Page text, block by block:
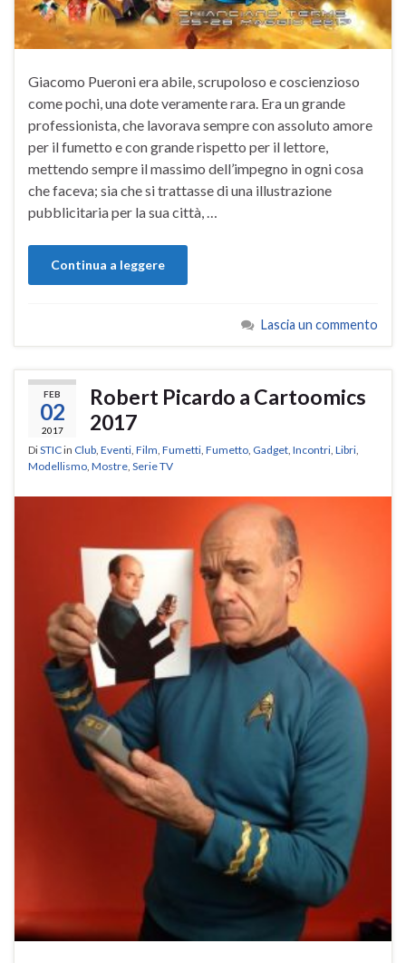
Giacomo Pueroni era abile, scrupoloso e coscienzioso
come pochi, una dote veramente rara. Era un grande
professionista, che lavorava sempre con assoluto amore
per il fumetto e con grande rispetto per il lettore,
mettendo sempre il massimo dell’impegno in ogni cosa
che faceva; sia che si trattasse di una illustrazione
pubblicitaria per la sua città, …
Continua a leggere
Lascia un commento
FEB
02
2017
Robert Picardo a Cartoomics
2017
DiSTICin Club, Eventi, Film, Fumetti, Fumetto, Gadget, Incontri, Libri,
Modellismo, Mostre, Serie TV